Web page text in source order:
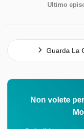
Ultimo
Guarda La
Non volete